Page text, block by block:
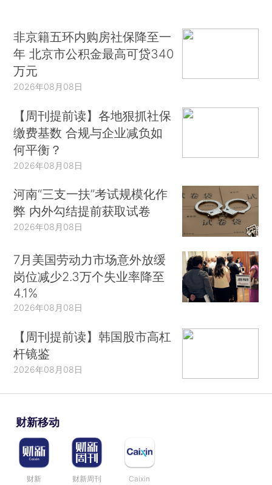
非京籍五环内购房社保降至一
年 北京市公积金最高可贷340
万元
2026年08月08日
【周刊提前读】各地狠抓社保
缴费基数 合规与企业减负如
何平衡？
2026年08月08日
河南“三支一扶”考试规模化作
弊 内外勾结提前获取试卷
2026年08月08日
7月美国劳动力市场意外放缓
岗位减少2.3万个失业率降至
4.1%
2026年08月08日
【周刊提前读】韩国股市高杠
杆镜鉴
2026年08月08日
财新移动
财新 财新周刊 Caixin